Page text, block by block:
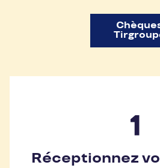
Réceptionnez